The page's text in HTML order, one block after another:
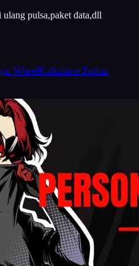
pulsa,paket data,dll
WheelKalkulator Zodiac